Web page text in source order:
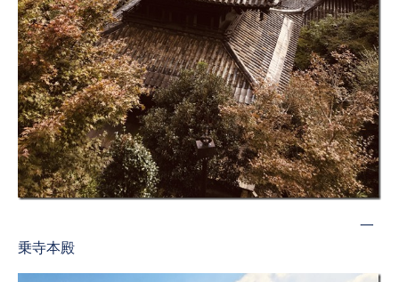
一
乗寺本殿